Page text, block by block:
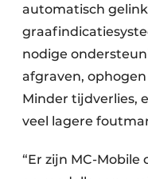
automatisch
nodige
afgraven,
Minder tijdverlies,
veel lagere
“Er zijn MC-